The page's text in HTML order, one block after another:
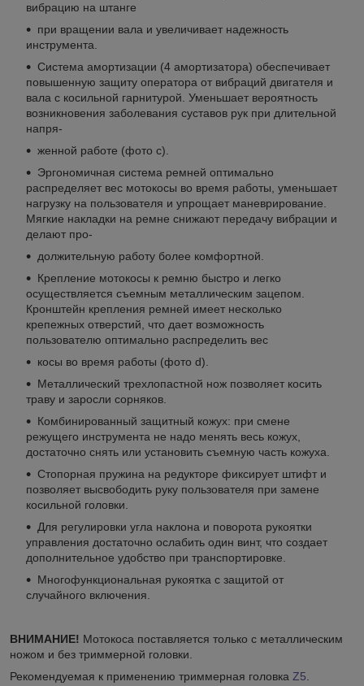
вибрацию на штанге
при вращении вала и увеличивает надежность
инструмента.
Система амортизации (4 амортизатора) обеспечивает
повышенную защиту оператора от вибраций двигателя и
вала с косильной гарнитурой. Уменьшает вероятность
возникновения заболевания суставов рук при длительной
напря-
женной работе (фото c).
Эргономичная система ремней оптимально
распределяет вес мотокосы во время работы, уменьшает
нагрузку на пользователя и упрощает маневрирование.
Мягкие накладки на ремне снижают передачу вибрации и
делают про-
должительную работу более комфортной.
Крепление мотокосы к ремню быстро и легко
осуществляется съемным металлическим зацепом.
Кронштейн крепления ремней имеет несколько
крепежных отверстий, что дает возможность
пользователю оптимально распределить вес
косы во время работы (фото d).
Металлический трехлопастной нож позволяет косить
траву и заросли сорняков.
Комбинированный защитный кожух: при смене
режущего инструмента не надо менять весь кожух,
достаточно снять или установить съемную часть кожуха.
Стопорная пружина на редукторе фиксирует штифт и
позволяет высвободить руку пользователя при замене
косильной головки.
Для регулировки угла наклона и поворота рукоятки
управления достаточно ослабить один винт, что создает
дополнительное удобство при транспортировке.
Многофункциональная рукоятка с защитой от
случайного включения.
ВНИМАНИЕ! Мотокоса поставляется только с металлическим
ножом и без триммерной головки.
Рекомендуемая к применению триммерная головка Z5